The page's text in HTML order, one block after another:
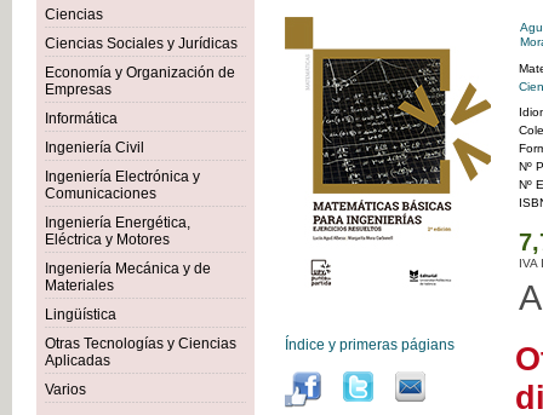
Ciencias
Ciencias Sociales y Jurídicas
Economía y Organización de
Empresas
Informática
Ingeniería Civil
Ingeniería Electrónica y
Comunicaciones
Ingeniería Energética,
Eléctrica y Motores
Ingeniería Mecánica y de
Materiales
Lingüística
Otras Tecnologías y Ciencias
Aplicadas
Varios
Índice y primeras págians
Nº
Nº
IVA